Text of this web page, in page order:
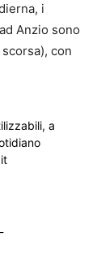
i
Anzio sono
con
a